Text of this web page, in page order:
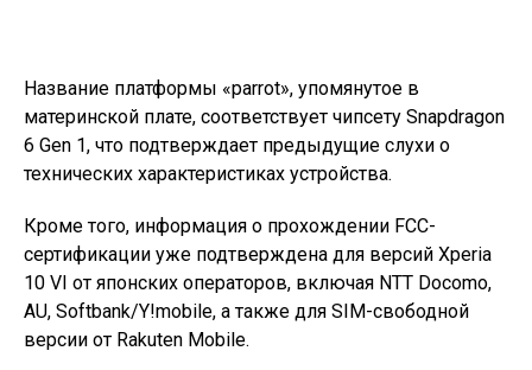
Название платформы «parrot», упомянутое в
материнской плате, соответствует чипсету Snapdragon
6 Gen 1, что подтверждает предыдущие слухи о
технических характеристиках устройства.
Кроме того, информация о прохождении FCC-
сертификации уже подтверждена для версий Xperia
10 VI от японских операторов, включая NTT Docomo,
AU, Softbank/Y!mobile, а также для SIM-свободной
версии от Rakuten Mobile.